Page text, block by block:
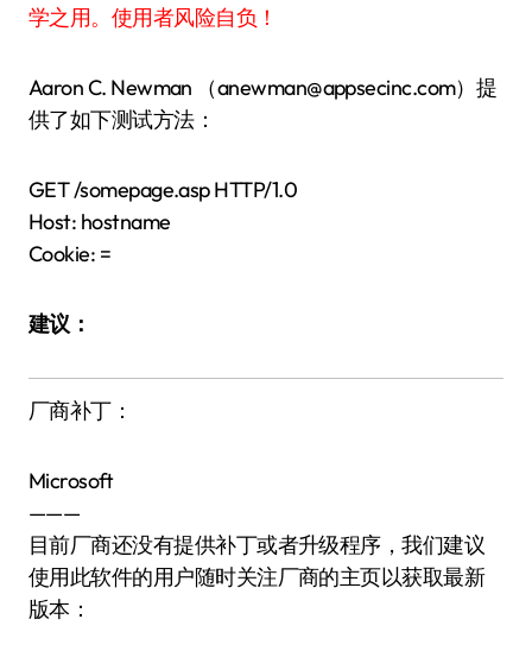
学之用。使用者风险自负！
Aaron C. Newman （anewman@appsecinc.com）提
供了如下测试方法：
GET /somepage.asp HTTP/1.0
Host: hostname
Cookie: =
建议：
厂商补丁：
Microsoft
———
目前厂商还没有提供补丁或者升级程序，我们建议
使用此软件的用户随时关注厂商的主页以获取最新
版本：